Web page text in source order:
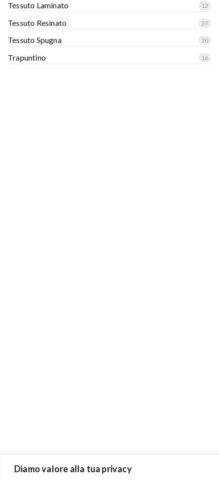
Diamo valore alla tua privacy
Tessuto Laminato 12
Tessuto Resinato 27
Tessuto Spugna 20
Trapuntino 16